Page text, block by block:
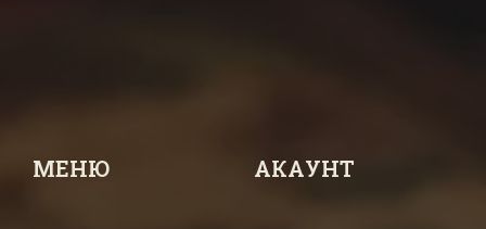
МЕНЮ АКАУНТ